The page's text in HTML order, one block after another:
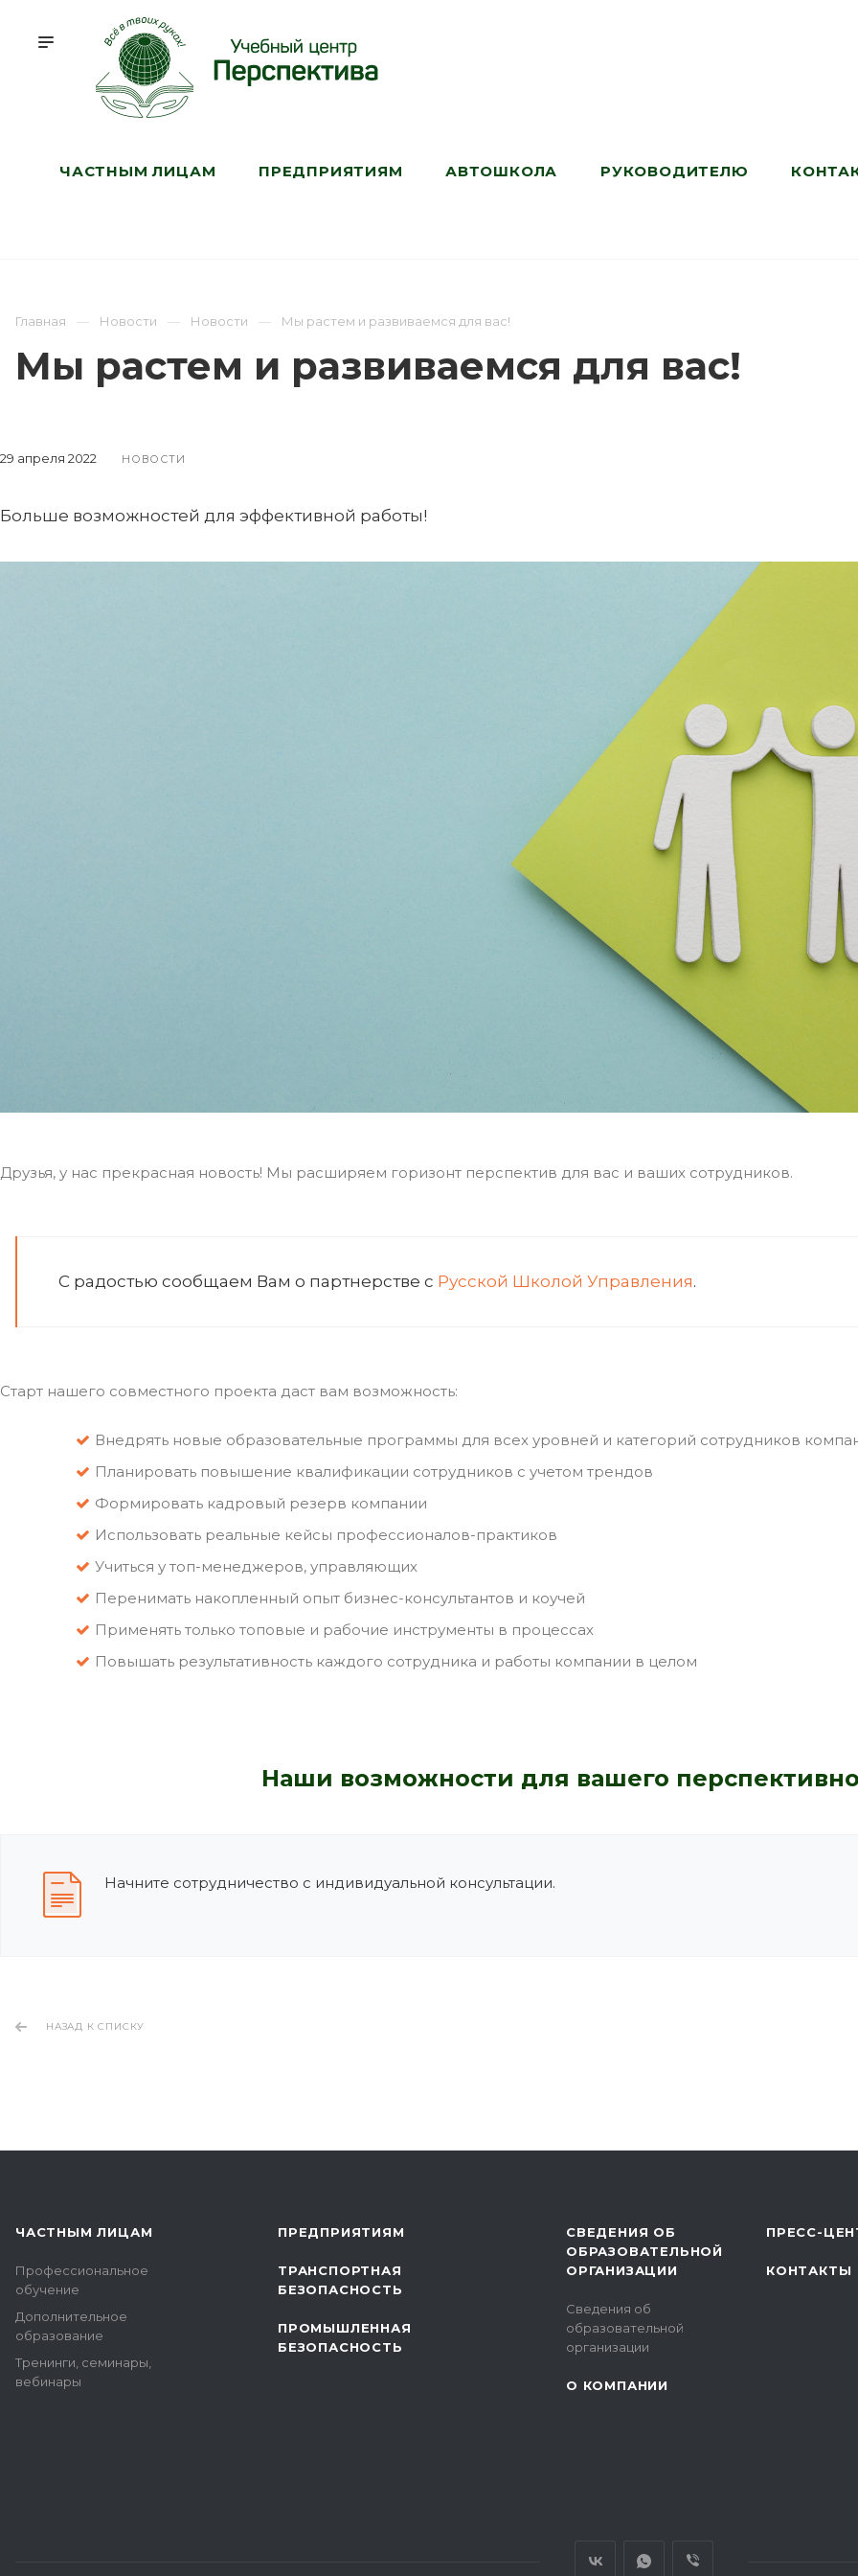
ЧАСТНЫМ ЛИЦАМ ПРЕДПРИЯТИЯМ АВТОШКОЛА РУКОВОДИТЕЛЮ
Главная Новости Новости Мы растем и развиваемся для вас!
Мы растем и развиваемся для вас!
29 апреля 2022 НОВОСТИ
Больше возможностей для эффективной работы!
Друзья, у нас прекрасная новость! Мы расширяем горизонт перспектив для вас и ваших сотрудников.
С радостью сообщаем Вам о партнерстве с Русской Школой Управления.
Старт нашего совместного проекта даст вам возможность:
Внедрять новые образовательные программы для всех уровней и категорий сотрудников
Планировать повышение квалификации сотрудников с учетом трендов
Формировать кадровый резерв компании
Использовать реальные кейсы профессионалов-практиков
Учиться у топ-менеджеров, управляющих
Перенимать накопленный опыт бизнес-консультантов и коучей
Применять только топовые и рабочие инструменты в процессах
Повышать результативность каждого сотрудника и работы компании в целом
Наши возможности для вашего
Начните сотрудничество с индивидуальной консультации.
НАЗАД К СПИСКУ
ЧАСТНЫМ ЛИЦАМ
Профессиональное
обучение
Дополнительное
образование
Тренинги, семинары,
вебинары
ПРЕДПРИЯТИЯМ
ТРАНСПОРТНАЯ
БЕЗОПАСНОСТЬ
ПРОМЫШЛЕННАЯ
БЕЗОПАСНОСТЬ
СВЕДЕНИЯ ОБ
ОБРАЗОВАТЕЛЬНОЙ
ОРГАНИЗАЦИИ
Сведения об
образовательной
организации
О КОМПАНИИ
ПРЕСС-
КОНТАКТЫ